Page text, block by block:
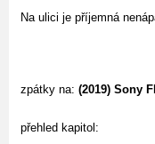
Na ulici je příjemná
zpátky na: (2019) Sony
přehled kapitol: